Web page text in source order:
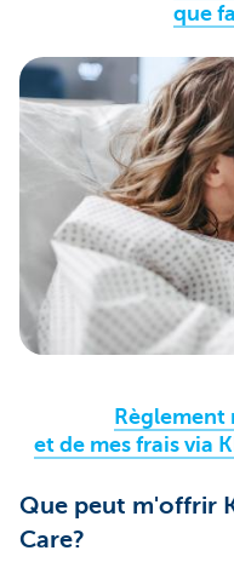
que
Règlement
et de mes frais via
Que peut m'offrir
Care?